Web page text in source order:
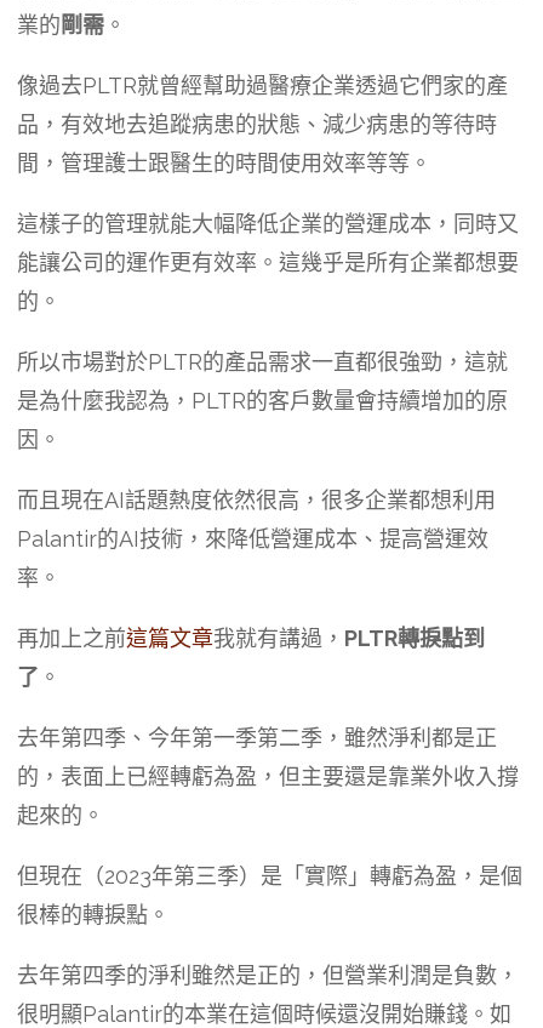
業的剛需。
像過去PLTR就曾經幫助過醫療企業透過它們家的產
品，有效地去追蹤病患的狀態、減少病患的等待時
間，管理護士跟醫生的時間使用效率等等。
這樣子的管理就能大幅降低企業的營運成本，同時又
能讓公司的運作更有效率。這幾乎是所有企業都想要
的。
所以市場對於PLTR的產品需求一直都很強勁，這就
是為什麼我認為，PLTR的客戶數量會持續增加的原
因。
而且現在AI話題熱度依然很高，很多企業都想利用
Palantir的AI技術，來降低營運成本、提高營運效
率。
再加上之前這篇文章我就有講過， PLTR轉捩點到
了 。
去年第四季、今年第一季第二季，雖然淨利都是正
的，表面上已經轉虧為盈，但主要還是靠業外收入撐
起來的。
但現在（2023年第三季）是「實際」轉虧為盈，是個
很棒的轉捩點。
去年第四季的淨利雖然是正的，但營業利潤是負數，
很明顯Palantir的本業在這個時候還沒開始賺錢。如